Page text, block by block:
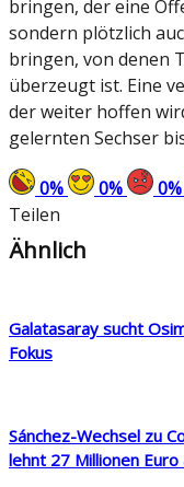
bringen, der eine
sondern plötzlich
bringen, von denen
überzeugt ist. Eine
der weiter hoffen
gelernten Sechser
0% 0% 0%
Teilen
Ähnlich
Galatasaray sucht
Fokus
Sánchez-Wechsel zu
lehnt 27 Millionen Euro